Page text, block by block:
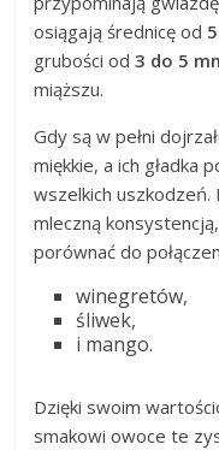
osiągają średnicę od
grubości od3 do 5
miąższu.
Gdy są w pełni
miękkie, a ich gładka
wszelkich uszkodzeń.
mleczną
porównać do
winegretów,
śliwek,
i mango.
Dzięki swoim
smakowi owoce te